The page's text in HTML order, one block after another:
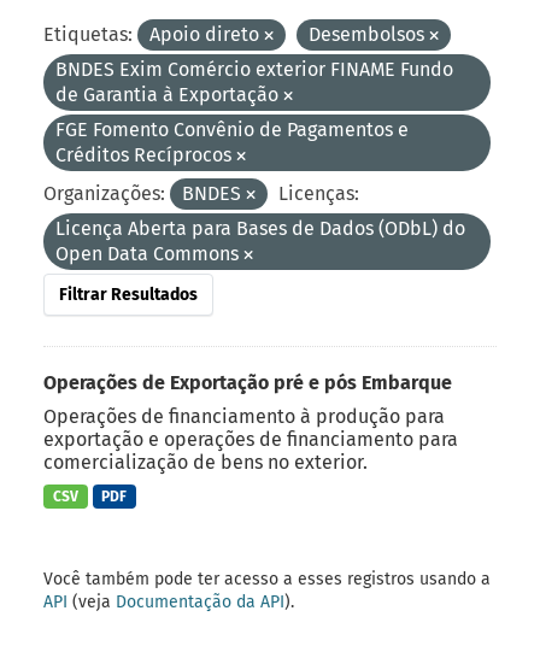
Etiquetas: Apoio direto
Desembolsos
BNDES Exim Comércio exterior FINAME Fundo
de Garantia à Exportação
FGE Fomento Convênio de Pagamentos e
Créditos Recíprocos
Organizações:
BNDES
Licenças:
Licença Aberta para Bases de Dados (ODbL) do
Open Data Commons
Filtrar Resultados
Operações de Exportação pré e pós Embarque
Operações de financiamento à produção para
exportação e operações de financiamento para
comercialização de bens no exterior.
CSV PDF
Você também pode ter acesso a esses registros usando a
API (veja Documentação da API).